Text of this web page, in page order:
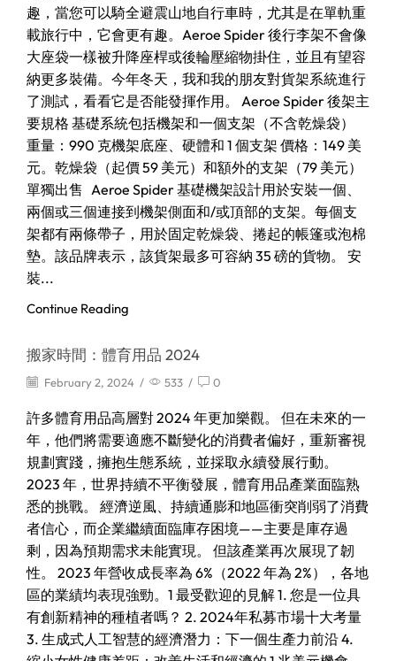
趣，當您可以騎全避震山地自行車時，尤其是在單軌重
載旅行中，它會更有趣。Aeroe Spider 後行李架不會像
大座袋一樣被升降座桿或後輪壓縮物掛住，並且有望容
納更多裝備。今年冬天，我和我的朋友對貨架系統進行
了測試，看看它是否能發揮作用。 Aeroe Spider 後架主
要規格 基礎系統包括機架和一個支架（不含乾燥袋）
重量：990 克機架底座、硬體和 1 個支架 價格：149 美
元。乾燥袋（起價 59 美元）和額外的支架（79 美元）
單獨出售 Aeroe Spider 基礎機架設計用於安裝一個、
兩個或三個連接到機架側面和/或頂部的支架。每個支
架都有兩條帶子，用於固定乾燥袋、捲起的帳篷或泡棉
墊。該品牌表示，該貨架最多可容納 35 磅的貨物。 安
裝...
Continue Reading
搬家時間：體育用品 2024
February 2, 2024 / 533 / 0
許多體育用品高層對 2024 年更加樂觀。 但在未來的一
年，他們將需要適應不斷變化的消費者偏好，重新審視
規劃實踐，擁抱生態系統，並採取永續發展行動。
2023 年，世界持續不平衡發展，體育用品產業面臨熟
悉的挑戰。 經濟逆風、持續通膨和地區衝突削弱了消費
者信心，而企業繼續面臨庫存困境——主要是庫存過
剩，因為預期需求未能實現。 但該產業再次展現了韌
性。 2023 年營收成長率為 6%（2022 年為 2%），各地
區的業績均表現強勁。1 最受歡迎的見解 1. 您是一位具
有創新精神的種植者嗎？ 2. 2024年私募市場十大考量
3. 生成式人工智慧的經濟潛力：下一個生產力前沿 4.